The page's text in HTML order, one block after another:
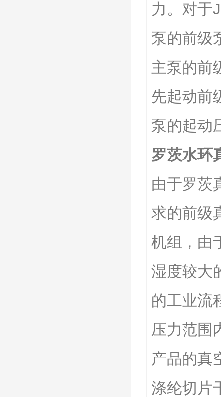
力。对于
泵的前级
主泵的前
先起动前
泵的起动
罗茨水环
由于罗茨
求的前级
机组，由
湿度较大
的工业流
压力范围
产品的真
涤纶切片